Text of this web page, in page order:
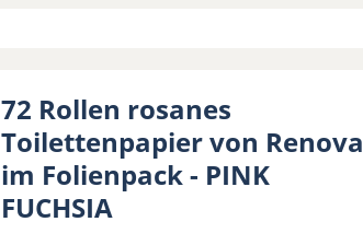
72 Rollen rosanes
Toilettenpapier von Renova
im Folienpack - PINK
FUCHSIA